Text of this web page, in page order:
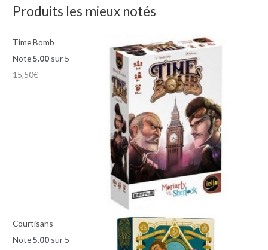
Produits les mieux notés
Time Bomb
Note5.00 sur 5
15,50€
Courtisans
Note5.00 sur 5